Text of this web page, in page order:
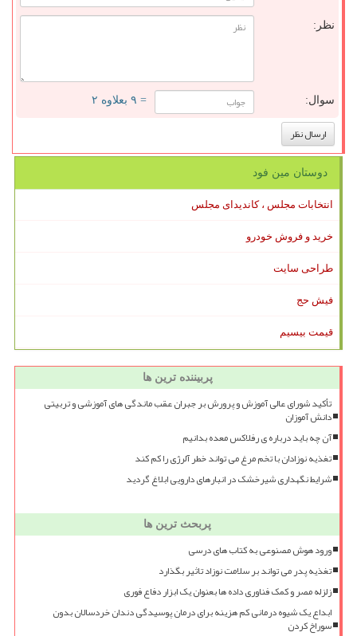
نظر:
سوال: = ۹ بعلاوه ۲
دوستان مین فود
انتخابات مجلس ، کاندیدای مجلس
خرید و فروش خودرو
طراحی سایت
فیش حج
قیمت بیسیم
پربیننده ترین ها
تأکید شورای عالی آموزش و پرورش بر جبران عقب ماندگی های آموزشی و تربیتی
دانش آموزان
آن چه باید درباره ی رفلاکس معده بدانیم
تغذیه نوزادان با تخم مرغ می تواند خطر آلرژی را کم کند
شرایط نگهداری شیرخشک در انبارهای دارویی ابلاغ گردید
پربحث ترین ها
ورود هوش مصنوعی به کتاب های درسی
تغذیه پدر می تواند بر سلامت نوزاد تاثیر بگذارد
زلزله مصر و کمک فناوری داده ها بعنوان یک ابزار دفاع فوری
ابداع یک شیوه درمانی کم هزینه برای درمان پوسیدگی دندان خردسالان بدون
سوراخ کردن